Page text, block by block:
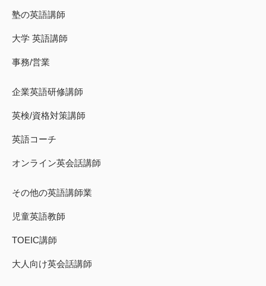
塾の英語講師
大学 英語講師
事務/営業
企業英語研修講師
英検/資格対策講師
英語コーチ
オンライン英会話講師
その他の英語講師業
児童英語教師
TOEIC講師
大人向け英会話講師